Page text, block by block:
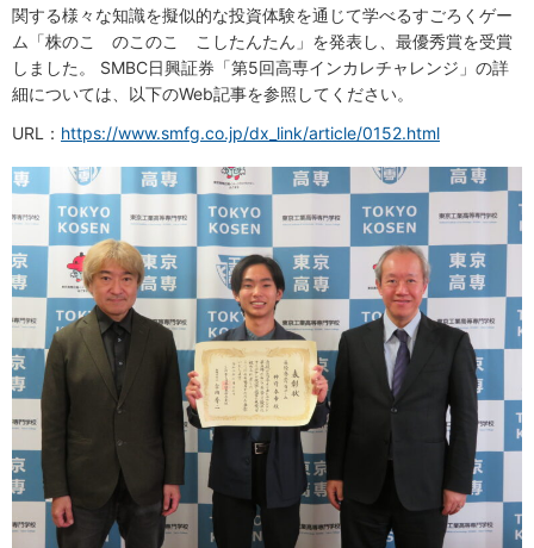
関する様々な知識を擬似的な投資体験を通じて学べるすごろくゲー
ム「株のこ のこのこ こしたんたん」を発表し、最優秀賞を受賞
しました。 SMBC日興証券「第5回高専インカレチャレンジ」の詳
細については、以下のWeb記事を参照してください。
URL： https://www.smfg.co.jp/dx_link/article/0152.html